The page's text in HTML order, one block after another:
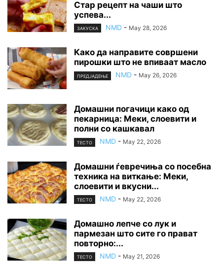
Стар рецепт на чаши што
успева...
ЗАКУСКА NMD - May 28, 2026
Како да направите совршени
пирошки што не впиваат масло
ПРЕДЈАДЕЊЕ NMD - May 26, 2026
Домашни погачици како од
пекарница: Меки, слоевити и
полни со кашкавал
ТЕСТО NMD - May 22, 2026
Домашни ѓевречиња со посебна
техника на виткање: Меки,
слоевити и вкусни...
ТЕСТО NMD - May 22, 2026
Домашно лепче со лук и
пармезан што сите го прават
повторно:...
ТЕСТО NMD - May 21, 2026